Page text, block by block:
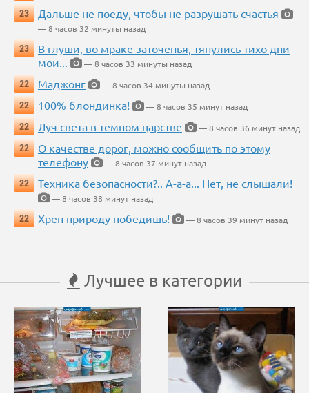
23
Дальше не поеду, чтобы не разрушать счастья
— 8 часов 32 минуты назад
23
В глуши, во мраке заточенья, тянулись тихо дни
мои...
— 8 часов 33 минуты назад
22
Маджонг
— 8 часов 34 минуты назад
22
100% блондинка!
— 8 часов 35 минут назад
22
Луч света в темном царстве
— 8 часов 36 минут назад
22
О качестве дорог, можно сообщить по этому
телефону
— 8 часов 37 минут назад
22
Техника безопасности?.. А-а-а... Нет, не слышали!
— 8 часов 38 минут назад
22
Хрен природу победишь! — 8 часов 39 минут назад
Лучшее в категории